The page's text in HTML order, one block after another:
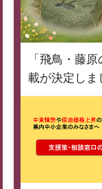
「飛鳥・藤
載が決定しま